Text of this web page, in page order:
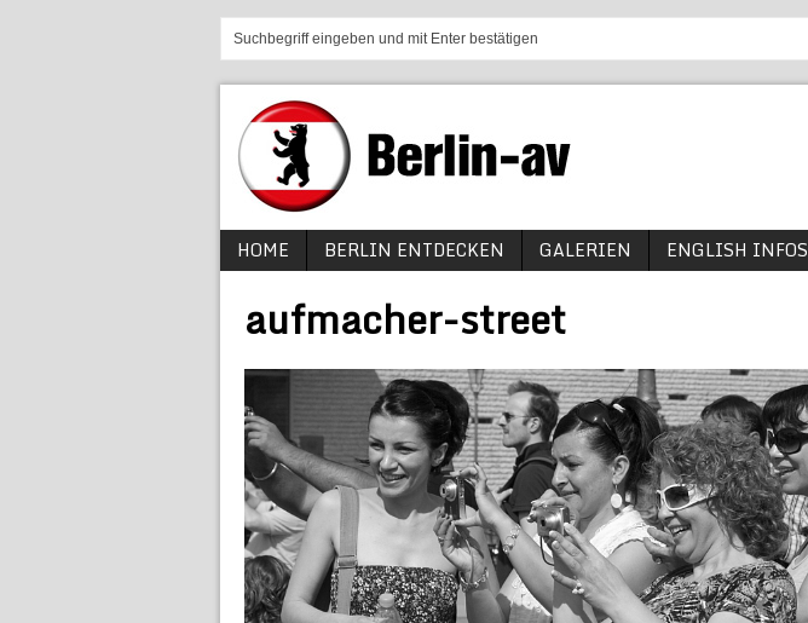
HOME BERLIN ENTDECKEN GALERIEN ENGLISH INFOS
aufmacher-street